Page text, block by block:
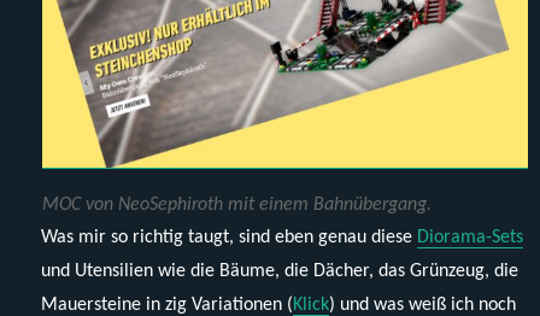
MOC von NeoSephiroth mit einem Bahnübergang.
Was mir so richtig taugt, sind eben genau diese Diorama-Sets
und Utensilien wie die Bäume, die Dächer, das Grünzeug, die
Mauersteine in zig Variationen (Klick) und was weiß ich noch